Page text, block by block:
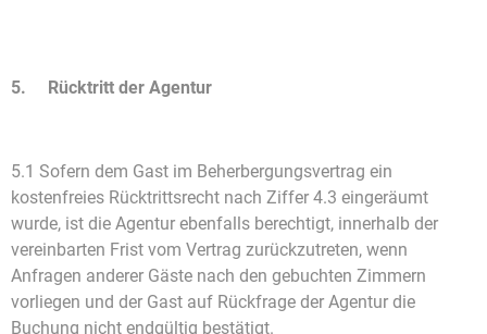
5. Rücktritt der Agentur
5.1 Sofern dem Gast im Beherbergungsvertrag ein
kostenfreies Rücktrittsrecht nach Ziffer 4.3 eingeräumt
wurde, ist die Agentur ebenfalls berechtigt, innerhalb der
vereinbarten Frist vom Vertrag zurückzutreten, wenn
Anfragen anderer Gäste nach den gebuchten Zimmern
vorliegen und der Gast auf Rückfrage der Agentur die
Buchung nicht endgültig bestätigt.